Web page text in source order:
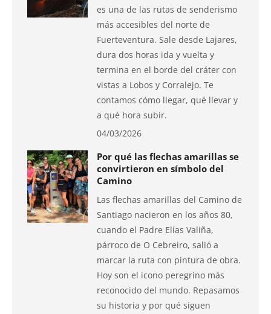
es una de las rutas de senderismo
más accesibles del norte de
Fuerteventura. Sale desde Lajares,
dura dos horas ida y vuelta y
termina en el borde del cráter con
vistas a Lobos y Corralejo. Te
contamos cómo llegar, qué llevar y
a qué hora subir.
04/03/2026
Por qué las flechas amarillas se
convirtieron en símbolo del
Camino
Las flechas amarillas del Camino de
Santiago nacieron en los años 80,
cuando el Padre Elías Valiña,
párroco de O Cebreiro, salió a
marcar la ruta con pintura de obra.
Hoy son el icono peregrino más
reconocido del mundo. Repasamos
su historia y por qué siguen